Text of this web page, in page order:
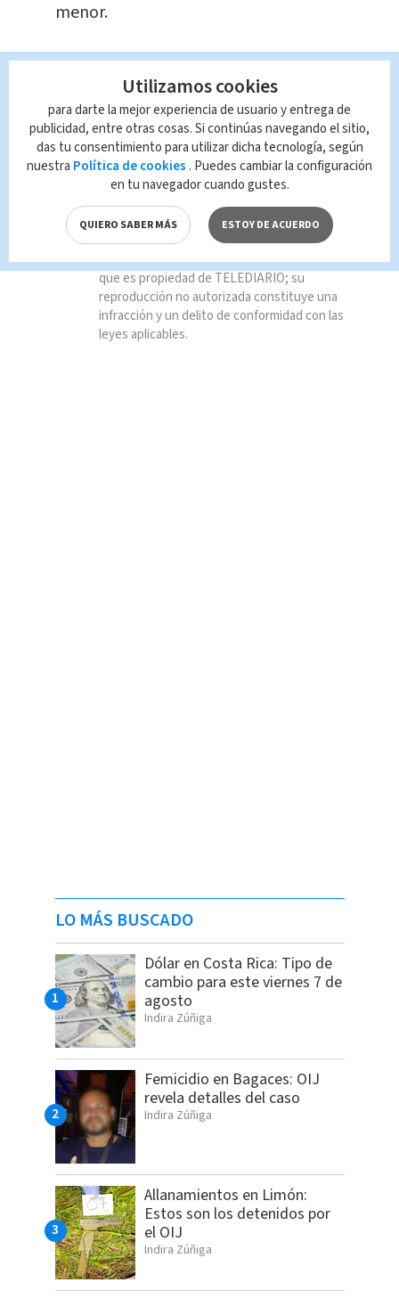
menor.
TAGS RELACIONADOS:
Servicio de Emergencias traslado
menor de edad
Queda prohibida la reproducción total o
parcial del contenido de esta página, mismo
que es propiedad de TELEDIARIO; su
reproducción no autorizada constituye una
infracción y un delito de conformidad con las
leyes aplicables.
LO MÁS BUSCADO
Dólar en Costa Rica: Tipo de
cambio para este viernes 7 de
agosto
Indira Zúñiga
Femicidio en Bagaces: OIJ
revela detalles del caso
Indira Zúñiga
Allanamientos en Limón:
Estos son los detenidos por
el OIJ
Indira Zúñiga
Utilizamos cookies
para darte la mejor experiencia de usuario y entrega de
publicidad, entre otras cosas. Si continúas navegando el sitio,
das tu consentimiento para utilizar dicha tecnología, según
nuestra Política de cookies . Puedes cambiar la configuración
en tu navegador cuando gustes.
QUIERO SABER MÁS ESTOY DE ACUERDO